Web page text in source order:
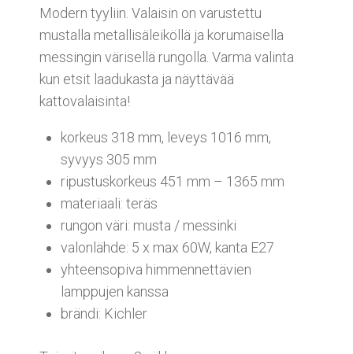
Modern tyyliin. Valaisin on varustettu
mustalla metallisäleiköllä ja korumaisella
messingin värisellä rungolla. Varma valinta
kun etsit laadukasta ja näyttävää
kattovalaisinta!
korkeus 318 mm, leveys 1016 mm,
syvyys 305 mm
ripustuskorkeus 451 mm – 1365 mm
materiaali: teräs
rungon väri: musta / messinki
valonlähde: 5 x max 60W, kanta E27
yhteensopiva himmennettävien
lamppujen kanssa
brändi: Kichler